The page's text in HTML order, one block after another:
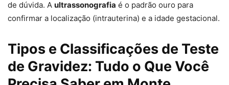
de dúvida. A ultrassonografia é o padrão ouro para
confirmar a localização (intrauterina) e a idade gestacional.
Tipos e Classificações de Teste
de Gravidez: Tudo o Que Você